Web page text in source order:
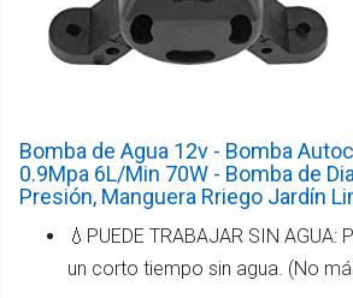
Bomba de Agua 12v - Bomba
0.9Mpa 6L/Min 70W - Bomba de
Presión, Manguera Rriego Jardín
💧PUEDE TRABAJAR SIN
un corto tiempo sin agua. (No